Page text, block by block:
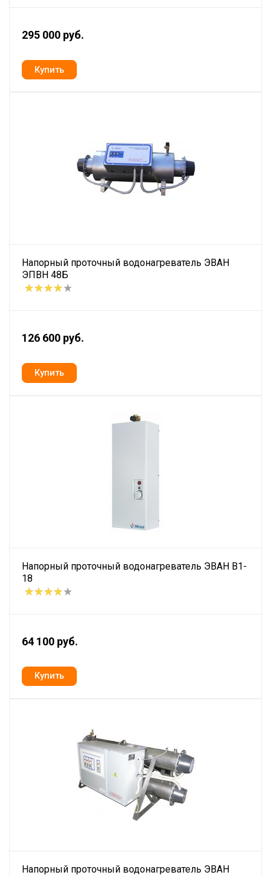
295 000 руб.
Напорный проточный водонагреватель ЭВАН
ЭПВН 48Б
126 600 руб.
Напорный проточный водонагреватель ЭВАН В1-
18
64 100 руб.
Напорный проточный водонагреватель ЭВАН